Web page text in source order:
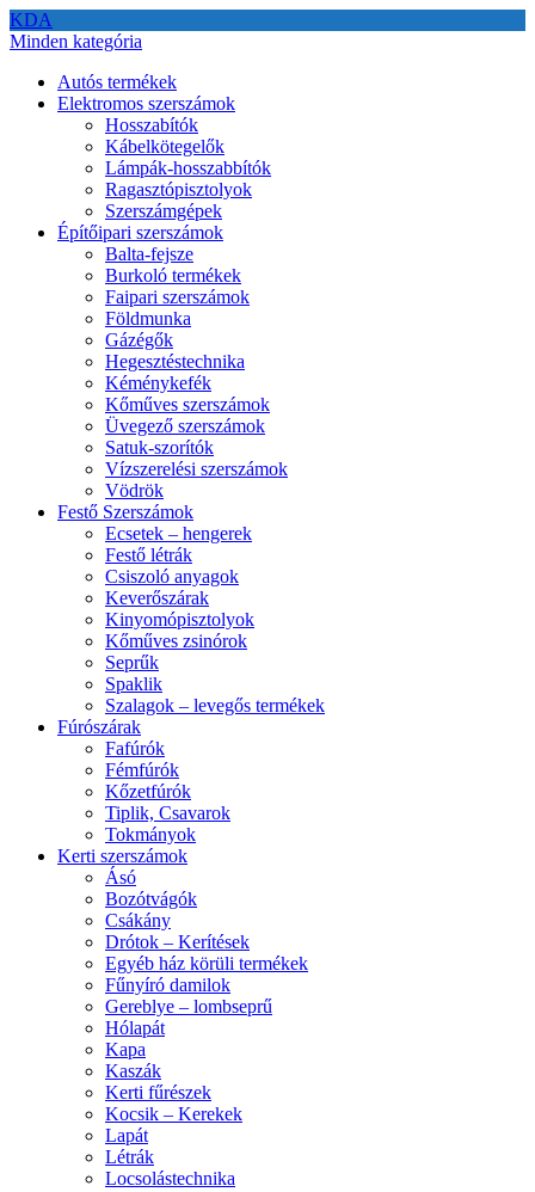
KDA
Minden kategória
Autós termékek
Elektromos szerszámok
Hosszabítók
Kábelkötegelők
Lámpák-hosszabbítók
Ragasztópisztolyok
Szerszámgépek
Építőipari szerszámok
Balta-fejsze
Burkoló termékek
Faipari szerszámok
Földmunka
Gázégők
Hegesztéstechnika
Kéménykefék
Kőműves szerszámok
Üvegező szerszámok
Satuk-szorítók
Vízszerelési szerszámok
Vödrök
Festő Szerszámok
Ecsetek – hengerek
Festő létrák
Csiszoló anyagok
Keverőszárak
Kinyomópisztolyok
Kőműves zsinórok
Seprűk
Spaklik
Szalagok – levegős termékek
Fúrószárak
Fafúrók
Fémfúrók
Kőzetfúrók
Tiplik, Csavarok
Tokmányok
Kerti szerszámok
Ásó
Bozótvágók
Csákány
Drótok – Kerítések
Egyéb ház körüli termékek
Fűnyíró damilok
Gereblye – lombseprű
Hólapát
Kapa
Kaszák
Kerti fűrészek
Kocsik – Kerekek
Lapát
Létrák
Locsolástechnika